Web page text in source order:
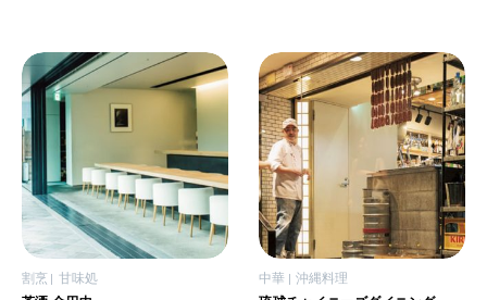
割烹 甘味処 中華 沖縄料理